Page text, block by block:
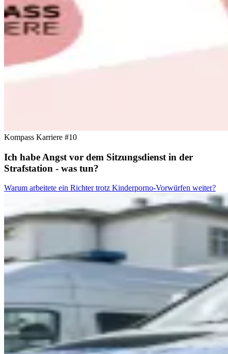
Kompass Karriere #10
Ich habe Angst vor dem Sitzungsdienst in der
Strafstation - was tun?
Warum arbeitete ein Richter trotz Kinderporno-Vorwürfen weiter?